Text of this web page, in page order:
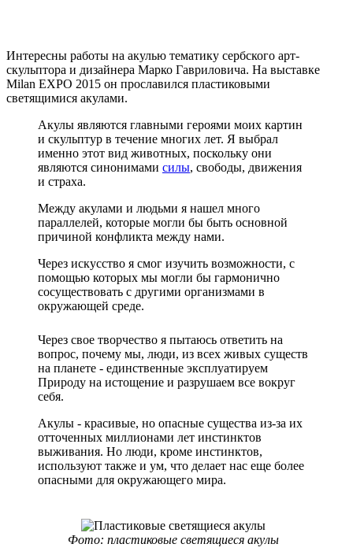
Интересны работы на акулью тематику сербского арт-
скульптора и дизайнера Марко Гавриловича. На выставке
Milan EXPO 2015 он прославился пластиковыми
светящимися акулами.
Акулы являются главными героями моих картин
и скульптур в течение многих лет. Я выбрал
именно этот вид животных, поскольку они
являются синонимами силы, свободы, движения
и страха.
Между акулами и людьми я нашел много
параллелей, которые могли бы быть основной
причиной конфликта между нами.
Через искусство я смог изучить возможности, с
помощью которых мы могли бы гармонично
сосуществовать с другими организмами в
окружающей среде.
Через свое творчество я пытаюсь ответить на
вопрос, почему мы, люди, из всех живых существ
на планете - единственные эксплуатируем
Природу на истощение и разрушаем все вокруг
себя.
Акулы - красивые, но опасные существа из-за их
отточенных миллионами лет инстинктов
выживания. Но люди, кроме инстинктов,
используют также и ум, что делает нас еще более
опасными для окружающего мира.
Фото: пластиковые светящиеся акулы